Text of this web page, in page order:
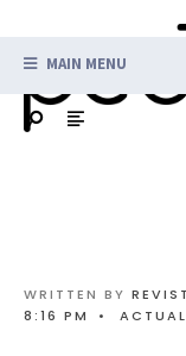
MAIN MENU
WRITTEN BY
8:16 PM
•